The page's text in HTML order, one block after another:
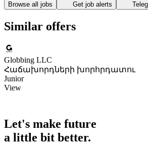
Browse all jobs Get job alerts
Similar offers
Globbing LLC
Հաճախորդների խորհրդատու
Junior
View
Let's make future
a little bit better.